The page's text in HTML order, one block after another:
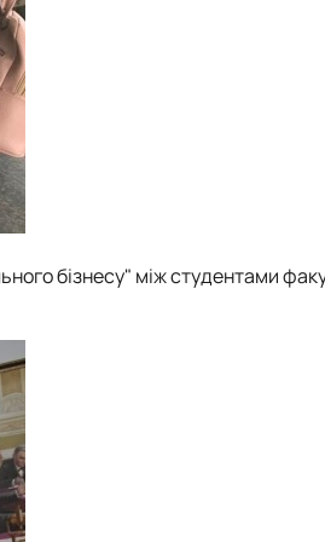
бізнесу" між студентами